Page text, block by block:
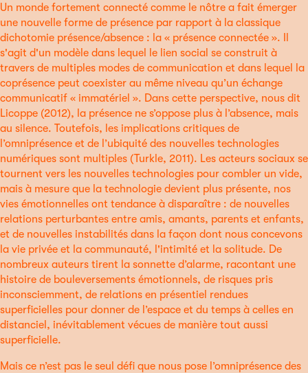
Un monde fortement connecté comme le nôtre a fait émerger
une nouvelle forme de présence par rapport à la classique
dichotomie présence/absence : la « présence connectée ». Il
s'agit d'un modèle dans lequel le lien social se construit à
travers de multiples modes de communication et dans lequel la
coprésence peut coexister au même niveau qu’un échange
communicatif « immatériel ». Dans cette perspective, nous dit
Licoppe (2012), la présence ne s’oppose plus à l’absence, mais
au silence. Toutefois, les implications critiques de
l’omniprésence et de l’ubiquité des nouvelles technologies
numériques sont multiples (Turkle, 2011). Les acteurs sociaux se
tournent vers les nouvelles technologies pour combler un vide,
mais à mesure que la technologie devient plus présente, nos
vies émotionnelles ont tendance à disparaître : de nouvelles
relations perturbantes entre amis, amants, parents et enfants,
et de nouvelles instabilités dans la façon dont nous concevons
la vie privée et la communauté, l'intimité et la solitude. De
nombreux auteurs tirent la sonnette d’alarme, racontant une
histoire de bouleversements émotionnels, de risques pris
inconsciemment, de relations en présentiel rendues
superficielles pour donner de l’espace et du temps à celles en
distanciel, inévitablement vécues de manière tout aussi
superficielle.
Mais ce n’est pas le seul défi que nous pose l’omniprésence des